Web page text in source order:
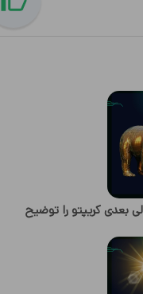
بعدی کریپتو را توضیح